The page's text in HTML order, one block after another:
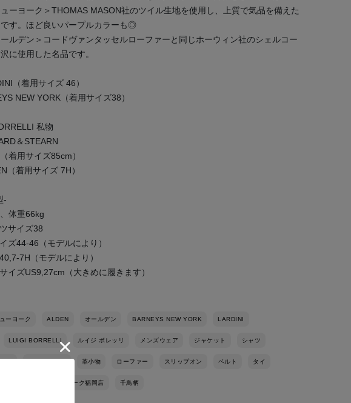
ーヨーク＞THOMAS MASON社のツイル生地を使用し、上質で気品を備えた
です。ほど良いパープルカラーも◎
ルデン＞コードヴァンタッセルローファーと同じホーウィン社のシェルコー
に使用した名品です。
（着用サイズ 46）
NEW YORK（着用サイズ38）
私物
＆STEARN
着用サイズ85cm）
（着用サイズ 7H）
-
体重66kg
サイズ38
ズ44-46（モデルにより）
7H（モデルにより）
イズUS9,27cm（大きめに履きます）
ーヨーク ALDEN オールデン BARNEYS NEW YORK LARDINI
LUIGI BORRELLI ルイジ ボレッリ メンズウェア ジャケット シャツ
革小物 ローファー スリップオン ベルト タイ
バーニーズ ニューヨーク福岡店 千鳥柄